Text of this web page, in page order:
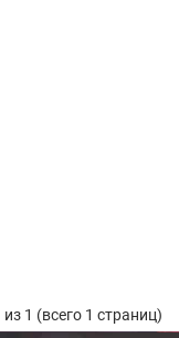
1 (всего 1 страниц)